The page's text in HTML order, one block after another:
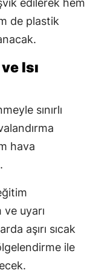
edilerek hem
de plastik
Isı
sınırlı
hava
uyarı
aşırı sıcak
ile